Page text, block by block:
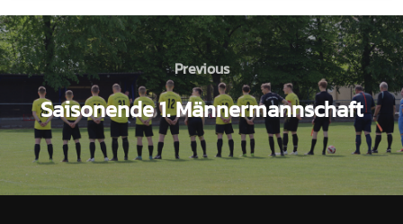
Previous
Saisonende 1. Männermannschaft